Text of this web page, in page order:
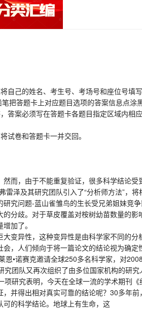
己的姓名、考生号、考场号和座位号填写
答题卡上对应题目选项的答案信息点涂
案必须写在答题卡各题目指定区域内相
卷和答题卡一并交回。
，由于不能重复验证，很多科学结论受
及其研究团队引入了“分析师方法”，
究问题-蓝山雀雏鸟的生长受兄弟姐妹
分歧。对于草皮覆盖对桉树幼苗数量的
加了。
异性，这种变异性是由科学家不同的分
，人们倾向于将一篇论文的结论视为确
诺赛克邀请全球250多名科学家，对
团队又再次组织了由多位国家机构的研
研究表明，今天在全球一流的学术期刊
得出相对真实可靠的结论呢？30多年前
的科学结论。地球上有生命，这